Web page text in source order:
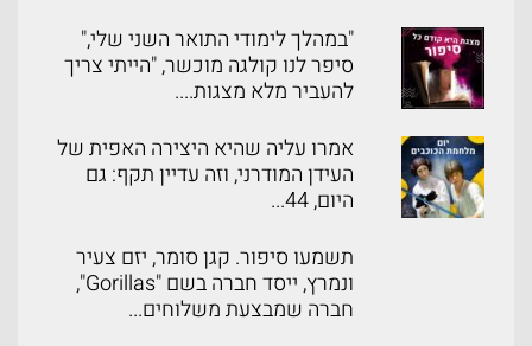
"במהלך לימודי התואר השני שלי,"
סיפר לנו קולגה מוכשר, "הייתי צריך
להעביר מלא מצגות....
אמרו עליה שהיא היצירה האפית של
העידן המודרני, וזה עדיין תקף: גם
היום, 44...
תשמעו סיפור. קגן סומר, יזם צעיר
ונמרץ, ייסד חברה בשם "Gorillas",
חברה שמבצעת משלוחים...